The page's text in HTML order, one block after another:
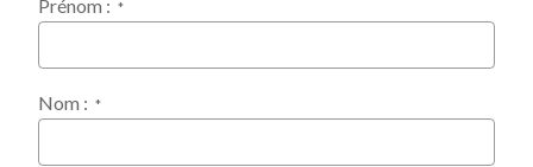
Prénom : *
Nom : *